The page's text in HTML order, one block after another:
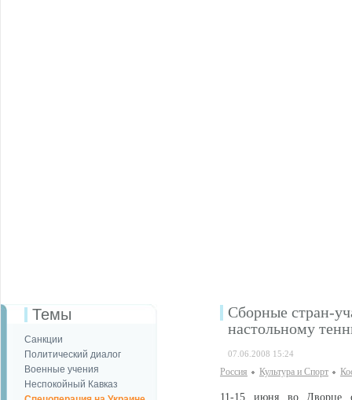
Темы
Санкции
Политический диалог
Военные учения
Неспокойный Кавказ
Сборные стран-
настольному
07.06.2008 15:24
Россия Культура и Спорт
11-15 июня во Дворце